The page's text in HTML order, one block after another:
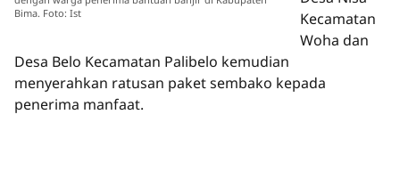
Bima. Foto: Ist
Kecamatan
Woha dan
Desa Belo Kecamatan Palibelo kemudian
menyerahkan ratusan paket sembako kepada
penerima manfaat.